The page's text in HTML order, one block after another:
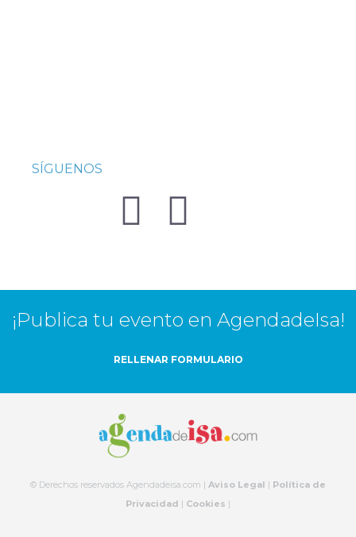
SÍGUENOS
¡Publica tu evento en AgendadeIsa!
RELLENAR FORMULARIO
© Derechos reservados Agendadeisa.com | Aviso Legal | Política de
Privacidad | Cookies |